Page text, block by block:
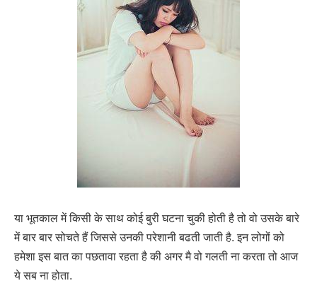
या भूतकाल में किसी के साथ कोई बुरी घटना चुकी होती है तो वो उसके बारे
में बार बार सोचते हैं जिससे उनकी परेशानी बढती जाती है. इन लोगों को
हमेशा इस बात का पछतावा रहता है की अगर मै वो गलती ना करता तो आज
ये सब ना होता.